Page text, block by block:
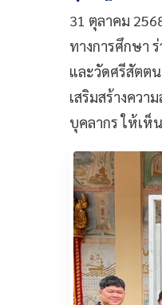
31 ตุลาคม
ทางการศึกษา
และวัดศรีสัตต
เสริมสร้างคว
บุคลากร ให้เห็